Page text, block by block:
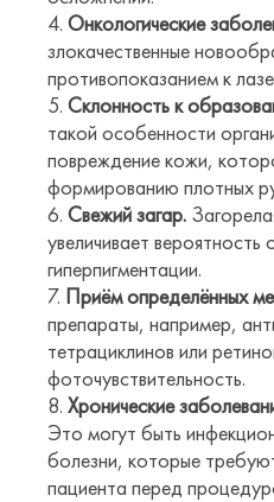
Онкологические
злокачественные
противопоказанием к
Склонность к
такой особенности
повреждение кожи,
формированию плотных
Свежий загар.
увеличивает вероятность
гиперпигментации.
Приём определённых
препараты, например,
тетрациклинов или
фоточувствительность.
Хронические
Это могут быть
болезни, которые
пациента перед